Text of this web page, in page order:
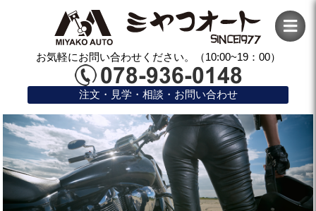
お気軽にお問い合わせください。（10:00~19：00）
注文・見学・相談・お問い合わせ